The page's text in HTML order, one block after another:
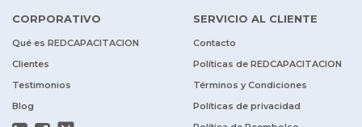
CORPORATIVO
Qué es REDCAPACITACION
Clientes
Testimonios
Blog
SERVICIO AL CLIENTE
Contacto
Políticas de REDCAPACITACION
Términos y Condiciones
Políticas de privacidad